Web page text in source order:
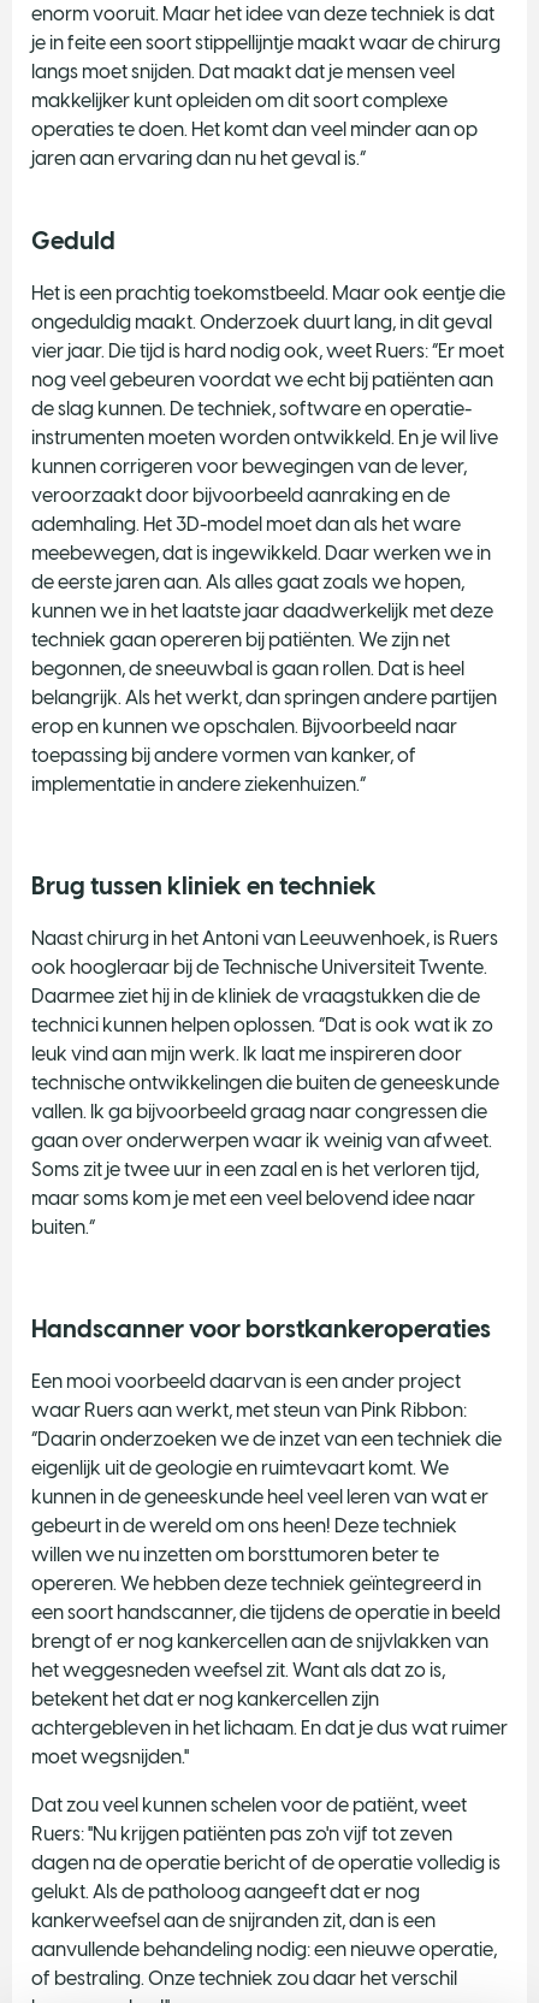
enorm vooruit. Maar het idee van deze techniek is dat
je in feite een soort stippellijntje maakt waar de chirurg
langs moet snijden. Dat maakt dat je mensen veel
makkelijker kunt opleiden om dit soort complexe
operaties te doen. Het komt dan veel minder aan op
jaren aan ervaring dan nu het geval is.”
Geduld
Het is een prachtig toekomstbeeld. Maar ook eentje die
ongeduldig maakt. Onderzoek duurt lang, in dit geval
vier jaar. Die tijd is hard nodig ook, weet Ruers: “Er moet
nog veel gebeuren voordat we echt bij patiënten aan
de slag kunnen. De techniek, software en operatie-
instrumenten moeten worden ontwikkeld. En je wil live
kunnen corrigeren voor bewegingen van de lever,
veroorzaakt door bijvoorbeeld aanraking en de
ademhaling. Het 3D-model moet dan als het ware
meebewegen, dat is ingewikkeld. Daar werken we in
de eerste jaren aan. Als alles gaat zoals we hopen,
kunnen we in het laatste jaar daadwerkelijk met deze
techniek gaan opereren bij patiënten. We zijn net
begonnen, de sneeuwbal is gaan rollen. Dat is heel
belangrijk. Als het werkt, dan springen andere partijen
erop en kunnen we opschalen. Bijvoorbeeld naar
toepassing bij andere vormen van kanker, of
implementatie in andere ziekenhuizen.”
Brug tussen kliniek en techniek
Naast chirurg in het Antoni van Leeuwenhoek, is Ruers
ook hoogleraar bij de Technische Universiteit Twente.
Daarmee ziet hij in de kliniek de vraagstukken die de
technici kunnen helpen oplossen. “Dat is ook wat ik zo
leuk vind aan mijn werk. Ik laat me inspireren door
technische ontwikkelingen die buiten de geneeskunde
vallen. Ik ga bijvoorbeeld graag naar congressen die
gaan over onderwerpen waar ik weinig van afweet.
Soms zit je twee uur in een zaal en is het verloren tijd,
maar soms kom je met een veel belovend idee naar
buiten.”
Handscanner voor borstkankeroperaties
Een mooi voorbeeld daarvan is een ander project
waar Ruers aan werkt, met steun van Pink Ribbon:
“Daarin onderzoeken we de inzet van een techniek die
eigenlijk uit de geologie en ruimtevaart komt. We
kunnen in de geneeskunde heel veel leren van wat er
gebeurt in de wereld om ons heen! Deze techniek
willen we nu inzetten om borsttumoren beter te
opereren. We hebben deze techniek geïntegreerd in
een soort handscanner, die tijdens de operatie in beeld
brengt of er nog kankercellen aan de snijvlakken van
het weggesneden weefsel zit. Want als dat zo is,
betekent het dat er nog kankercellen zijn
achtergebleven in het lichaam. En dat je dus wat ruimer
moet wegsnijden."
Dat zou veel kunnen schelen voor de patiënt, weet
Ruers: "Nu krijgen patiënten pas zo'n vijf tot zeven
dagen na de operatie bericht of de operatie volledig is
gelukt. Als de patholoog aangeeft dat er nog
kankerweefsel aan de snijranden zit, dan is een
aanvullende behandeling nodig: een nieuwe operatie,
of bestraling. Onze techniek zou daar het verschil